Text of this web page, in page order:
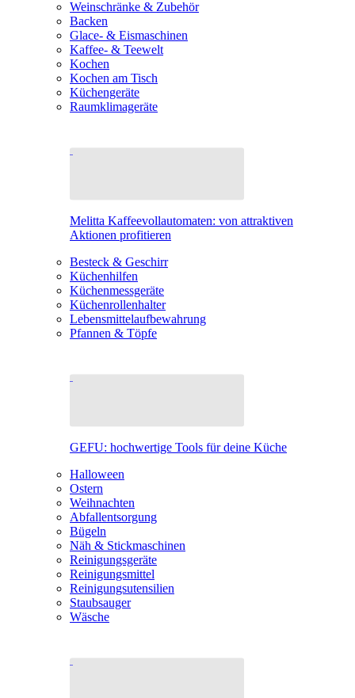
Weinschränke & Zubehör
Backen
Glace- & Eismaschinen
Kaffee- & Teewelt
Kochen
Kochen am Tisch
Küchengeräte
Raumklimageräte
Melitta Kaffeevollautomaten: von attraktiven
Aktionen profitieren
Besteck & Geschirr
Küchenhilfen
Küchenmessgeräte
Küchenrollenhalter
Lebensmittelaufbewahrung
Pfannen & Töpfe
GEFU: hochwertige Tools für deine Küche
Halloween
Ostern
Weihnachten
Abfallentsorgung
Bügeln
Näh & Stickmaschinen
Reinigungsgeräte
Reinigungsmittel
Reinigungsutensilien
Staubsauger
Wäsche